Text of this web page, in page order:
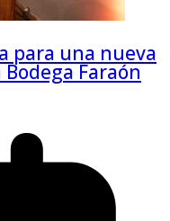
para una nueva
Faraón